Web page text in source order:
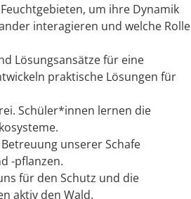
um ihre Dynamik
interagieren und welche Rolle
Lösungsansätze für eine
praktische Lösungen für
Schüler*innen lernen die
unserer Schafe
-pflanzen.
für den Schutz und die
aktiv den Wald.